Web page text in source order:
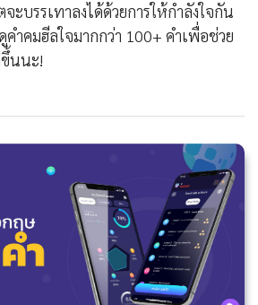
ะบรรเทาลงได้ด้วยการให้กำลังใจกัน
ำคมฮีลใจมากกว่า 100+ คำเพื่อช่วย
นนะ!